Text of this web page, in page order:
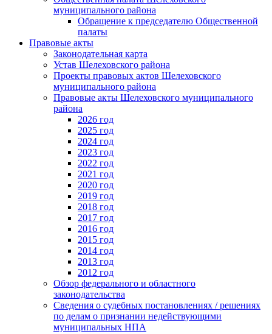
муниципального района
Обращение к председателю Общественной
палаты
Правовые акты
Законодательная карта
Устав Шелеховского района
Проекты правовых актов Шелеховского
муниципального района
Правовые акты Шелеховского муниципального
района
2026 год
2025 год
2024 год
2023 год
2022 год
2021 год
2020 год
2019 год
2018 год
2017 год
2016 год
2015 год
2014 год
2013 год
2012 год
Обзор федерального и областного
законодательства
Сведения о судебных постановлениях / решениях
по делам о признании недействующими
муниципальных НПА